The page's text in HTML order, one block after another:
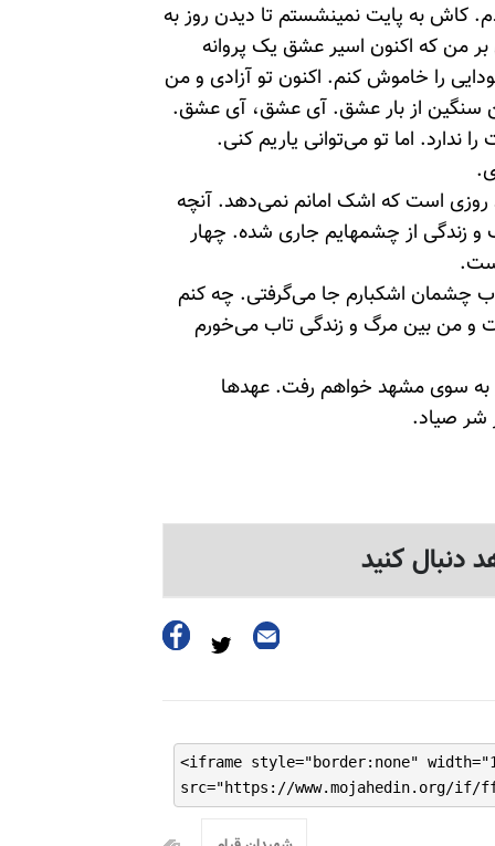
کاش به پایت نمینشستم تا دیدن روز به
من که اکنون اسیر عشق یک پروانه
را خاموش کنم. اکنون تو آزادی و من
سنگین از بار عشق. آی عشق، آی عشق.
ندارد. اما تو می‌توانی یاریم کنی.
روزی است که اشک امانم نمی‌دهد. آنچه
زندگی از چشمهایم جاری شده. چهار
چشمان اشکبارم جا می‌گرفتی. چه کنم
و من بین مرگ و زندگی تاب می‌خورم
به سوی مشهد خواهم رفت. عهدها
شر صیاد.
دنبال کنید
<iframe style="border:none"
src="https://www.mojahedin.org/if/